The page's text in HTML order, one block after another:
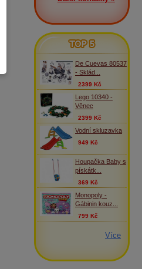
TOP 5
De Cuevas 80537
- Sklád...
2399 Kč
Lego 10340 -
Věnec
2399 Kč
Vodní skluzavka
949 Kč
Houpačka Baby s
pískátk...
369 Kč
Monopoly -
Gábinin kouz...
799 Kč
Více